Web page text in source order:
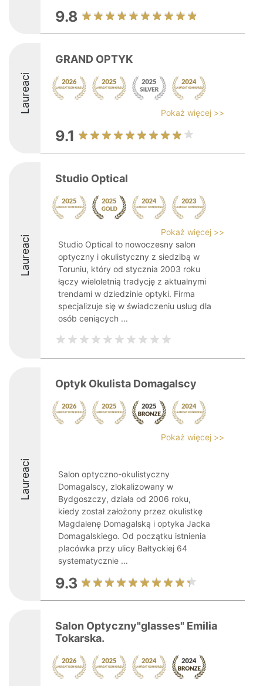
9.8
Laureaci
GRAND OPTYK
Pokaż więcej >>
9.1
Laureaci
Studio Optical
Pokaż więcej >>
Studio Optical to nowoczesny salon
optyczny i okulistyczny z siedzibą w
Toruniu, który od stycznia 2003 roku
łączy wieloletnią tradycję z aktualnymi
trendami w dziedzinie optyki. Firma
specjalizuje się w świadczeniu usług dla
osób ceniących ...
Laureaci
Optyk Okulista Domagalscy
Pokaż więcej >>
Salon optyczno-okulistyczny
Domagalscy, zlokalizowany w
Bydgoszczy, działa od 2006 roku,
kiedy został założony przez okulistkę
Magdalenę Domagalską i optyka Jacka
Domagalskiego. Od początku istnienia
placówka przy ulicy Bałtyckiej 64
systematycznie ...
9.3
Salon Optyczny"glasses" Emilia
Tokarska.